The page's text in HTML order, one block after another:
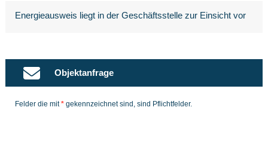
Energieausweis liegt in der Geschäftsstelle zur Einsicht vor
Objektanfrage
Felder die mit*gekennzeichnet sind, sind Pflichtfelder.